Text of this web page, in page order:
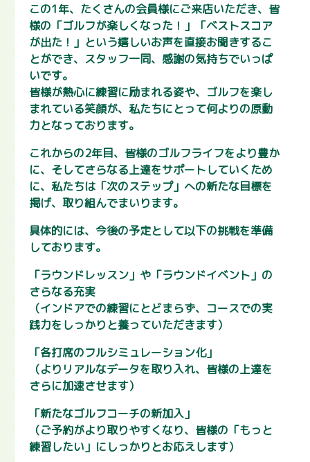
この1年、たくさんの会員様にご来店いただき、皆
様の「ゴルフが楽しくなった！」「ベストスコア
が出た！」という嬉しいお声を直接お聞きするこ
とができ、スタッフ一同、感謝の気持ちでいっぱ
いです。
皆様が熱心に練習に励まれる姿や、ゴルフを楽し
まれている笑顔が、私たちにとって何よりの原動
力となっております。
これからの2年目、皆様のゴルフライフをより豊か
に、そしてさらなる上達をサポートしていくため
に、私たちは「次のステップ」への新たな目標を
掲げ、取り組んでまいります。
具体的には、今後の予定として以下の挑戦を準備
しております。
「ラウンドレッスン」や「ラウンドイベント」の
さらなる充実
（インドアでの練習にとどまらず、コースでの実
践力をしっかりと養っていただきます）
「各打席のフルシミュレーション化」
（よりリアルなデータを取り入れ、皆様の上達を
さらに加速させます）
「新たなゴルフコーチの新加入」
（ご予約がより取りやすくなり、皆様の「もっと
練習したい」にしっかりとお応えします）